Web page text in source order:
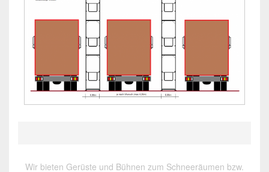
Wir bieten Gerüste und Bühnen zum Schneeräumen bzw.